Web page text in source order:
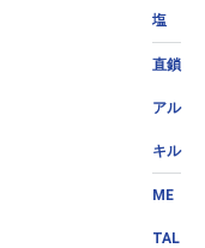
塩
直鎖
アル
キル
ME
TAL